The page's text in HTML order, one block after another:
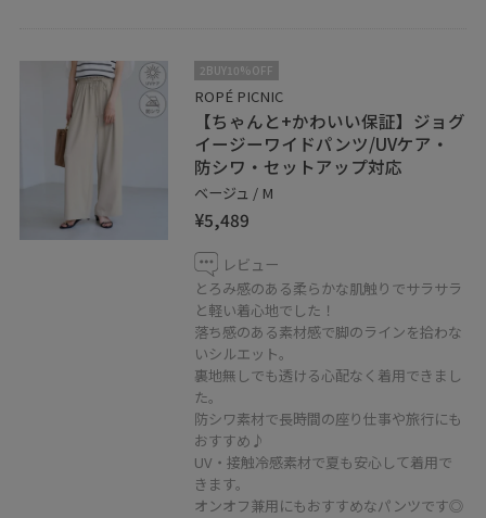
2BUY10%OFF
ROPÉ PICNIC
【ちゃんと+かわいい保証】ジョグ
イージーワイドパンツ/UVケア・
防シワ・セットアップ対応
ベージュ / M
¥5,489
レビュー
とろみ感のある柔らかな肌触りでサラサラ
と軽い着心地でした！
落ち感のある素材感で脚のラインを拾わな
いシルエット。
裏地無しでも透ける心配なく着用できまし
た。
防シワ素材で長時間の座り仕事や旅行にも
おすすめ♪
UV・接触冷感素材で夏も安心して着用で
きます。
オンオフ兼用にもおすすめなパンツです◎